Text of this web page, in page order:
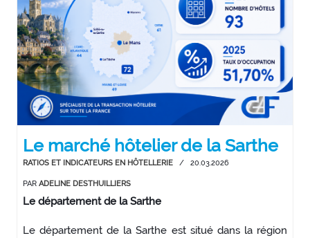
Le marché hôtelier de la Sarthe
RATIOS ET INDICATEURS EN HÔTELLERIE / 20.03.2026
PAR ADELINE DESTHUILLIERS
Le département de la Sarthe
Le département de la Sarthe est situé dans la région